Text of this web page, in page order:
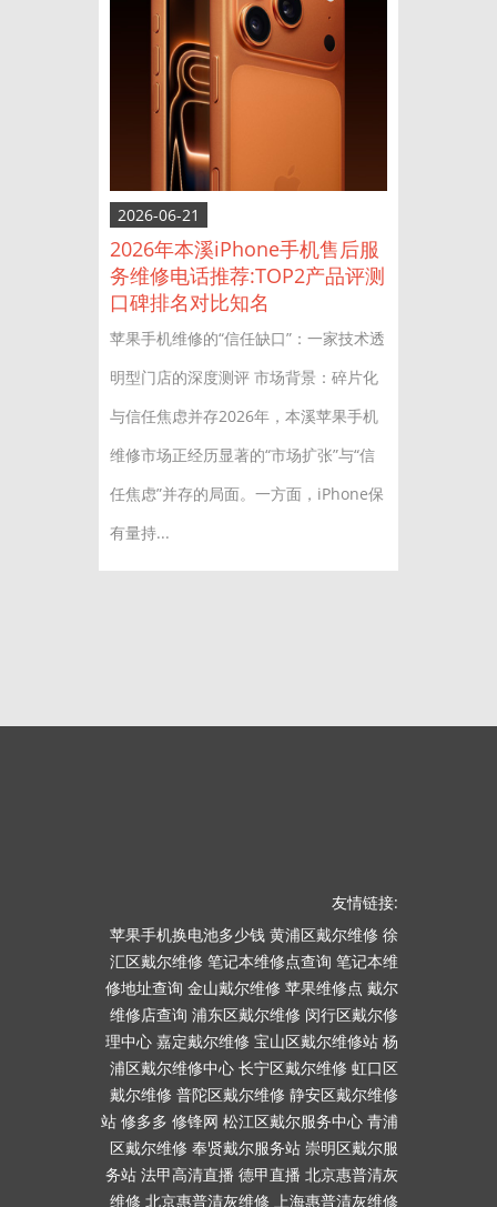
2026-06-21
2026年本溪iPhone手机售后服
务维修电话推荐:TOP2产品评测
口碑排名对比知名
苹果手机维修的“信任缺口”：一家技术透
明型门店的深度测评 市场背景：碎片化
与信任焦虑并存2026年，本溪苹果手机
维修市场正经历显著的“市场扩张”与“信
任焦虑”并存的局面。一方面，iPhone保
有量持...
友情链接:
苹果手机换电池多少钱 黄浦区戴尔维修 徐
汇区戴尔维修 笔记本维修点查询 笔记本维
修地址查询 金山戴尔维修 苹果维修点 戴尔
维修店查询 浦东区戴尔维修 闵行区戴尔修
理中心 嘉定戴尔维修 宝山区戴尔维修站 杨
浦区戴尔维修中心 长宁区戴尔维修 虹口区
戴尔维修 普陀区戴尔维修 静安区戴尔维修
站 修多多 修锋网 松江区戴尔服务中心 青浦
区戴尔维修 奉贤戴尔服务站 崇明区戴尔服
务站 法甲高清直播 德甲直播 北京惠普清灰
维修 北京惠普清灰维修 上海惠普清灰维修